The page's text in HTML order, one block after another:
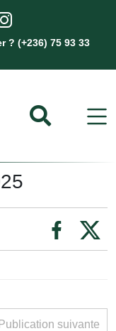
? (+236) 75 93 33
Publication suivante